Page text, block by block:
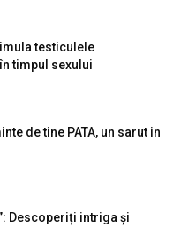
testiculele
timpul sexului
de tine PATA, un sarut in
Descoperiți intriga și